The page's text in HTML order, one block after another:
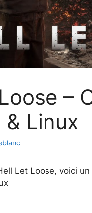
–
& Linux
Let Loose, voici